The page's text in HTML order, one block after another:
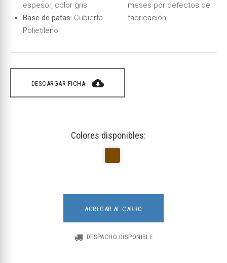
espesor, color gris
Base de patas: Cubierta
Polietileno
meses por defectos de
fabricación
DESCARGAR FICHA cloud_download
Colores disponibles:
AGREGAR AL CARRO
DESPACHO DISPONIBLE